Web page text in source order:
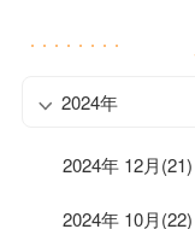
2024年
2024年 12月(21)
2024年 10月(22)